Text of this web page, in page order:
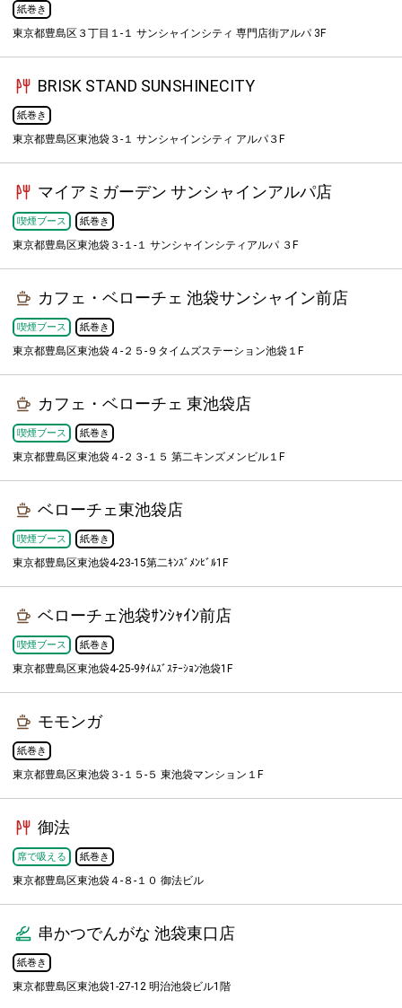
紙巻き
東京都豊島区３丁目１-１ サンシャインシティ 専門店街アルパ 3F
BRISK STAND SUNSHINECITY
紙巻き
東京都豊島区東池袋３-１ サンシャインシティ アルパ３F
マイアミガーデン サンシャインアルパ店
喫煙ブース 紙巻き
東京都豊島区東池袋３-１-１ サンシャインシティアルパ ３F
カフェ・ベローチェ 池袋サンシャイン前店
喫煙ブース 紙巻き
東京都豊島区東池袋４-２５-９タイムズステーション池袋１F
カフェ・ベローチェ 東池袋店
喫煙ブース 紙巻き
東京都豊島区東池袋４-２３-１５ 第二キンズメンビル１F
ベローチェ東池袋店
喫煙ブース 紙巻き
東京都豊島区東池袋4-23-15第二ｷﾝｽﾞﾒﾝﾋﾞﾙ1F
ベローチェ池袋ｻﾝｼｬｲﾝ前店
喫煙ブース 紙巻き
東京都豊島区東池袋4-25-9ﾀｲﾑｽﾞｽﾃｰｼｮﾝ池袋1F
モモンガ
紙巻き
東京都豊島区東池袋３-１５-５ 東池袋マンション１F
御法
席で吸える 紙巻き
東京都豊島区東池袋４-８-１０ 御法ビル
串かつでんがな 池袋東口店
紙巻き
東京都豊島区東池袋1-27-12 明治池袋ビル1階